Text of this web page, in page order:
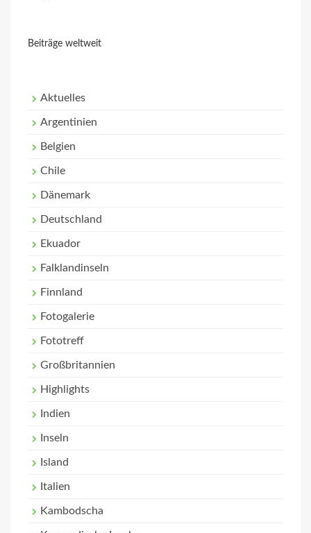
Beiträge weltweit
Aktuelles
Argentinien
Belgien
Chile
Dänemark
Deutschland
Ekuador
Falklandinseln
Finnland
Fotogalerie
Fototreff
Großbritannien
Highlights
Indien
Inseln
Island
Italien
Kambodscha